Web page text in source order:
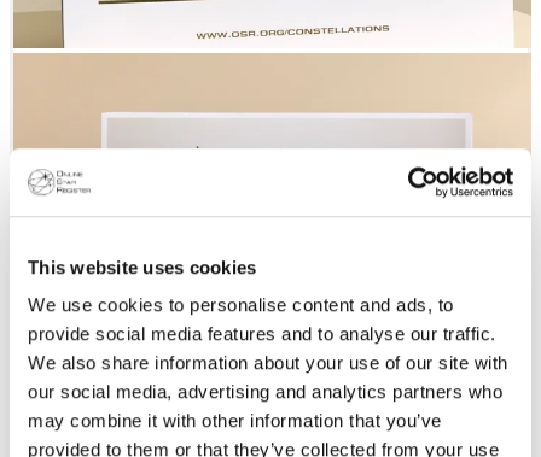
This website uses cookies
We use cookies to personalise content and ads, to
provide social media features and to analyse our traffic.
We also share information about your use of our site with
our social media, advertising and analytics partners who
may combine it with other information that you’ve
provided to them or that they’ve collected from your use